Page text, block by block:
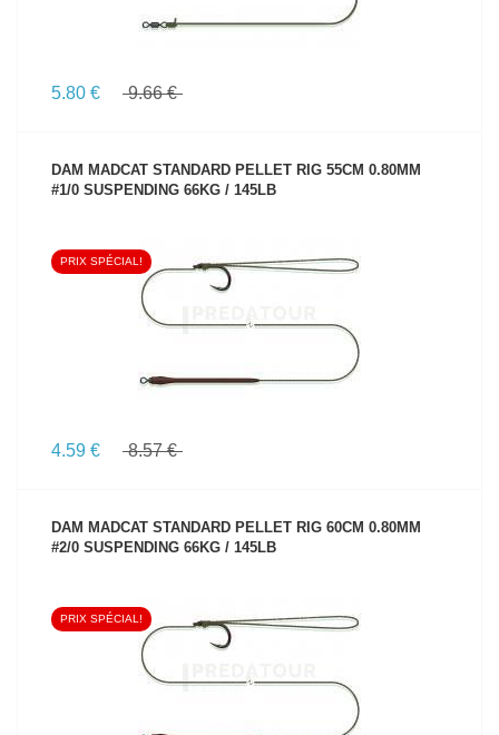
5.80 € 9.66 €
DAM MADCAT STANDARD PELLET RIG 55CM 0.80MM
#1/0 SUSPENDING 66KG / 145LB
VOIR LE PRODUIT
PRIX SPÉCIAL!
4.59 € 8.57 €
DAM MADCAT STANDARD PELLET RIG 60CM 0.80MM
#2/0 SUSPENDING 66KG / 145LB
VOIR LE PRODUIT
PRIX SPÉCIAL!